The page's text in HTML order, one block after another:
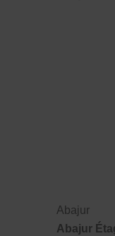
Abajur
Abajur